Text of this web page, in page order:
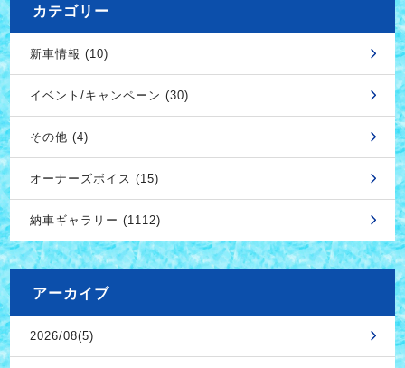
カテゴリー
新車情報 (10)
イベント/キャンペーン (30)
その他 (4)
オーナーズボイス (15)
納車ギャラリー (1112)
アーカイブ
2026/08(5)